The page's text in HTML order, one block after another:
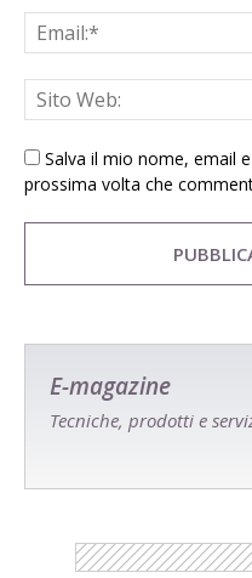
Salva il mio nome, email
prossima volta che
E-magazine
Tecniche, prodotti e